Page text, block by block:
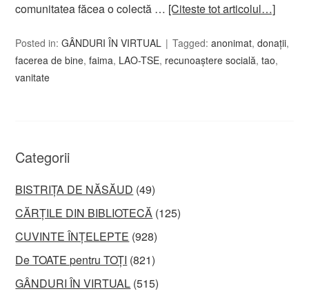
comunitatea făcea o colectă … [Citeste tot articolul…]
Posted in:GÂNDURI ÎN VIRTUAL Tagged:anonimat,donaţii,
facerea de bine,faima, LAO-TSE, recunoaştere socială,tao,
vanitate
Categorii
BISTRIȚA DE NĂSĂUD (49)
CĂRȚILE DIN BIBLIOTECĂ (125)
CUVINTE ÎNȚELEPTE (928)
De TOATE pentru TOȚI (821)
GÂNDURI ÎN VIRTUAL (515)